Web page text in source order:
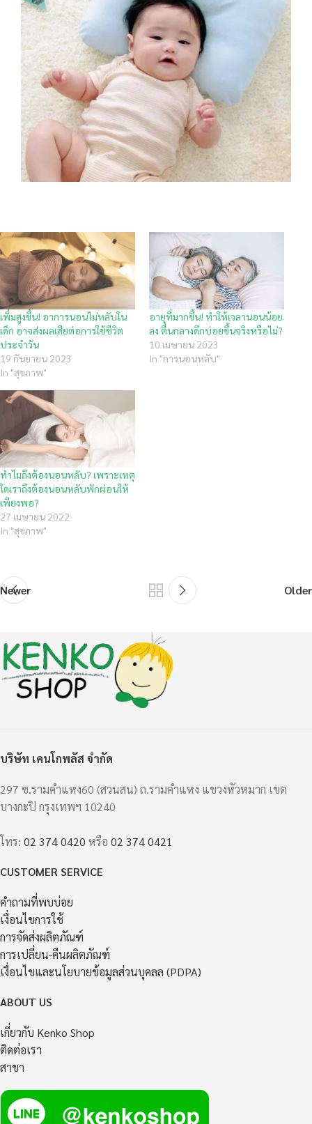
เพิ่มสูงขึ้น! อาการนอนไม่หลับใน
เด็ก อาจส่งผลเสียต่อการใช้ชีวิต
ประจำวัน
19 กันยายน 2023
In "สุขภาพ"
อายุที่มากขึ้น! ทำให้เวลานอนน้อย
ลง ตื่นกลางดึกบ่อยขึ้นจริงหรือไม่?
10 เมษายน 2023
In "การนอนหลับ"
ทำไมถึงต้องนอนหลับ? เพราะเหตุ
ใดเราถึงต้องนอนหลับพักผ่อนให้
เพียงพอ?
27 เมษายน 2022
In "สุขภาพ"
Newer Older
บริษัท เคนโกพลัส จำกัด
297 ซ.รามคำแหง60 (สวนสน) ถ.รามคำแหง แขวงหัวหมาก เขต
บางกะปิ กรุงเทพฯ 10240
โทร: 02 374 0420 หรือ 02 374 0421
CUSTOMER SERVICE
คำถามที่พบบ่อย
เงื่อนไขการใช้
การจัดส่งผลิตภัณฑ์
การเปลี่ยน-คืนผลิตภัณฑ์
เงื่อนไขและนโยบายข้อมูลส่วนบุคลล (PDPA)
ABOUT US
เกี่ยวกับ Kenko Shop
ติดต่อเรา
สาขา